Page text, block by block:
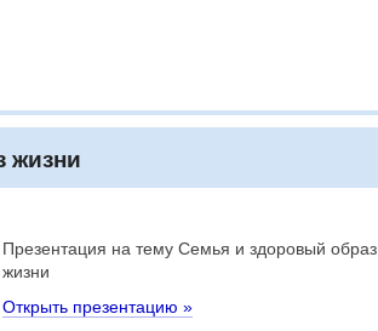
жизни
Презентация на тему Семья и здоровый образ
жизни
Открыть презентацию »